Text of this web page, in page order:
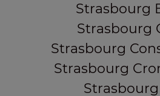
Strasbourg
Strasbourg
Strasbourg
Strasbourg